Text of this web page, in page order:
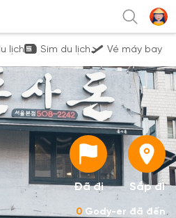
lịch Sim du lịch Vé máy bay
Đã đi Sắp đi
0 Gody-er đã đến